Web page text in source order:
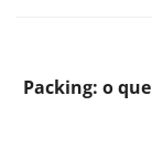
Packing: o